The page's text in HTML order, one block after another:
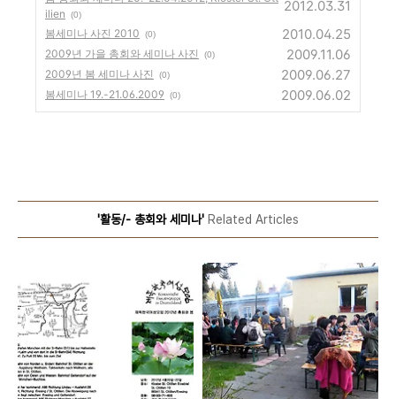
ilien
(0)
2012.03.31
봄세미나 사진 2010 (0) 2010.04.25
2009년 가을 총회와 세미나 사진 (0) 2009.11.06
2009년 봄 세미나 사진 (0) 2009.06.27
봄세미나 19.-21.06.2009 (0) 2009.06.02
'활동/- 총회와 세미나' Related Articles